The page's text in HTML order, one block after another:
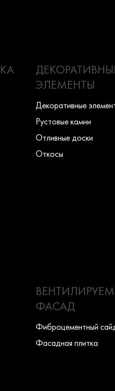
ЭЛЕМЕНТЫ
Декоративные
Рустовые камни
Отливные доски
Откосы
ФАСАД
Фиброцементный
Фасадная плитка